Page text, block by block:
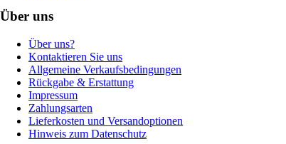
Über uns
Über uns?
Kontaktieren Sie uns
Allgemeine Verkaufsbedingungen
Rückgabe & Erstattung
Impressum
Zahlungsarten
Lieferkosten und Versandoptionen
Hinweis zum Datenschutz